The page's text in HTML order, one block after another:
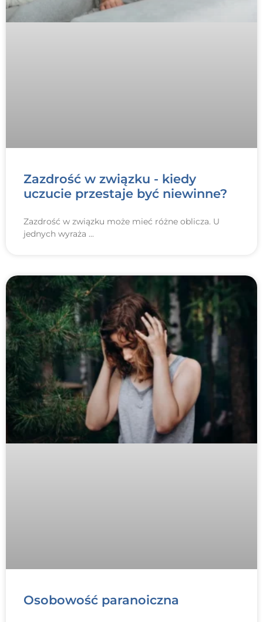
Zazdrość w związku - kiedy
uczucie przestaje być niewinne?
Zazdrość w związku może mieć różne oblicza. U
jednych wyraża
Osobowość paranoiczna